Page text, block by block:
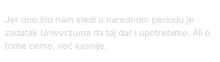
Jer ono što nam sledi u narednom periodu je
zadatak Univerzuma da taj dar i upotrebimo. Ali o
tome ćemo, već kasnije.